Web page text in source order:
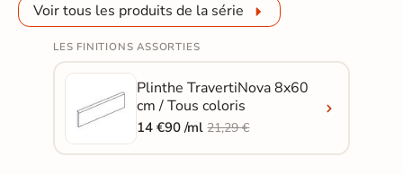
Voir tous les produits de la série
LES FINITIONS ASSORTIES
Plinthe TravertiNova 8x60
cm / Tous coloris
14 €90 /ml21,29 €